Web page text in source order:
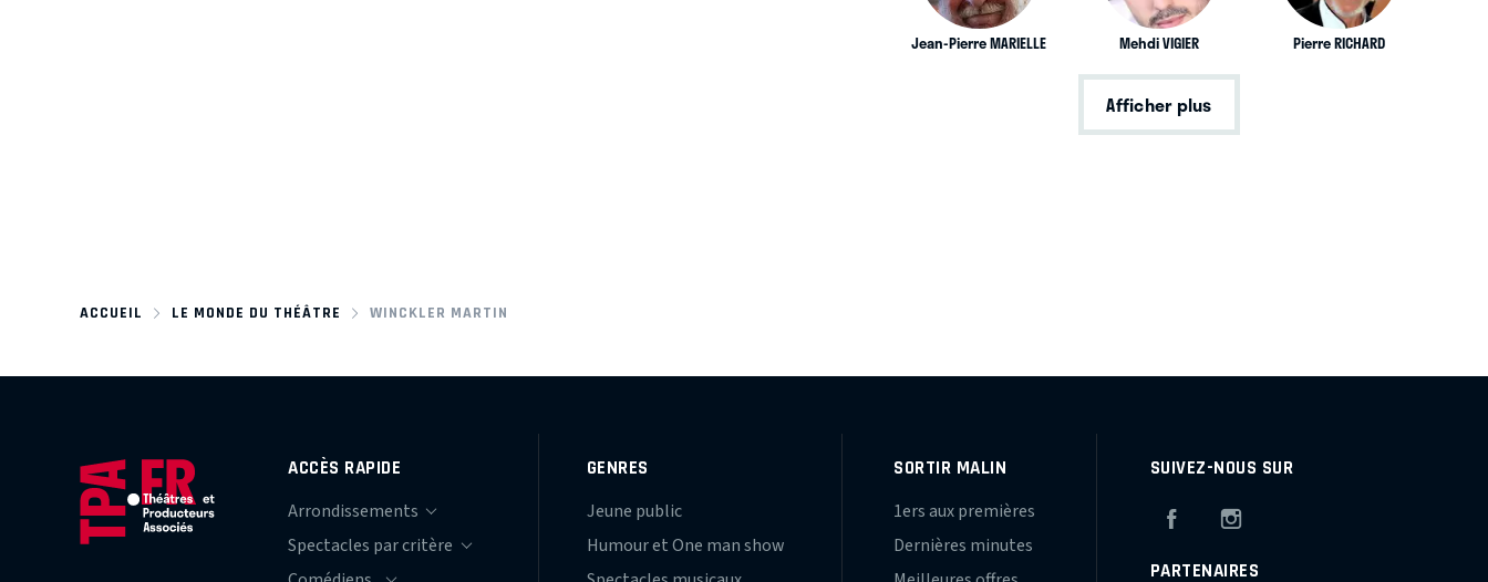
Jean-Pierre MARIELLE Mehdi VIGIER Pierre RICHARD
Afficher plus
ACCUEIL LE MONDE DU THÉÂTRE WINCKLER MARTIN
ACCÈS RAPIDE GENRES
Jeune public
Humour et One man show
SORTIR MALIN
1ers aux premières
Dernières minutes
SUIVEZ-NOUS SUR
Facebook
PARTENAIRES